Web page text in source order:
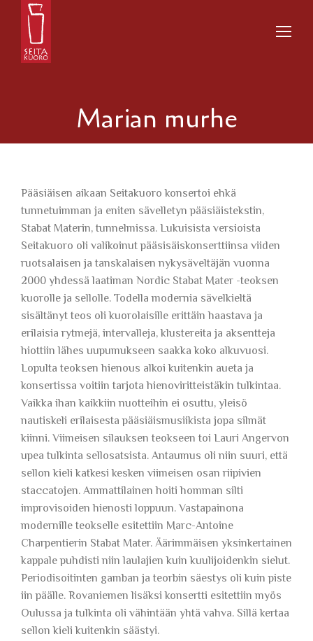
Marian murhe
Pääsiäisen aikaan Seitakuoro konsertoi ehkä
tunnetuimman ja eniten sävelletyn pääsiäistekstin,
Stabat Materin, tunnelmissa. Lukuisista versioista
Seitakuoro oli valikoinut pääsisäiskonserttiinsa viiden
ruotsalaisen ja tanskalaisen nykysäveltäjän vuonna
2000 yhdessä laatiman Nordic Stabat Mater -teoksen
kuorolle ja sellolle. Todella modernia sävelkieltä
sisältänyt teos oli kuorolaisille erittäin haastava ja
erilaisia rytmejä, intervalleja, klustereita ja aksentteja
hiottiin lähes uupumukseen saakka koko alkuvuosi.
Lopulta teoksen hienous alkoi kuitenkin aueta ja
konsertissa voitiin tarjota hienoviritteistäkin tulkintaa.
Vaikka ihan kaikkiin nuotteihin ei osuttu, yleisö
nautiskeli erilaisesta pääsiäismusiikista jopa silmät
kiinni. Viimeisen silauksen teokseen toi Lauri Angervon
upea tulkinta sellosatsista. Antaumus oli niin suuri, että
sellon kieli katkesi kesken viimeisen osan riipivien
staccatojen. Ammattilainen hoiti homman silti
improvisoiden hienosti loppuun. Vastapainona
modernille teokselle esitettiin Marc-Antoine
Charpentierin Stabat Mater. Äärimmäisen yksinkertainen
kappale puhdisti niin laulajien kuin kuulijoidenkin sielut.
Periodisoitinten gamban ja teorbin säestys oli kuin piste
iin päälle. Rovaniemen lisäksi konsertti esitettiin myös
Oulussa ja tulkinta oli vähintään yhtä vahva. Sillä kertaa
sellon kieli kuitenkin säästyi.